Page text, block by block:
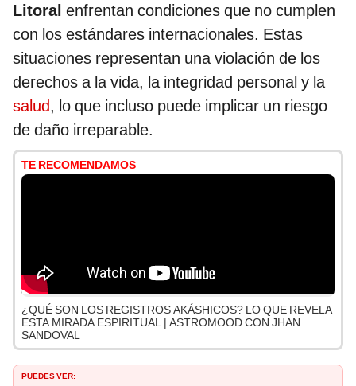
Litoral enfrentan condiciones que no cumplen
con los estándares internacionales. Estas
situaciones representan una violación de los
derechos a la vida, la integridad personal y la
salud, lo que incluso puede implicar un riesgo
de daño irreparable.
TE RECOMENDAMOS
¿QUÉ SON LOS REGISTROS AKÁSHICOS? LO QUE REVELA
ESTA MIRADA ESPIRITUAL | ASTROMOOD CON JHAN
SANDOVAL
PUEDES VER: